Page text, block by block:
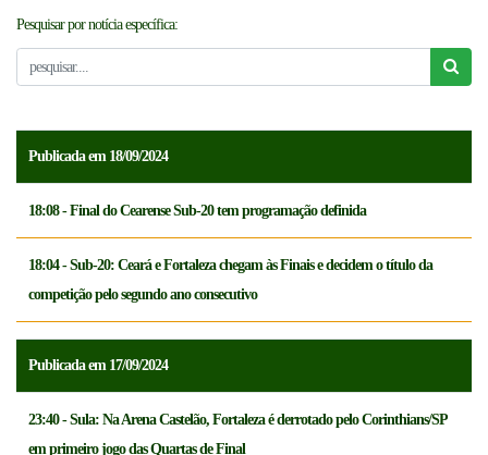
NOTICÍAS
CREDENCIAMENTO
Pesquisar por notícia específica:
Publicada em 18/09/2024
18:08 - Final do Cearense Sub-20 tem programação definida
18:04 - Sub-20: Ceará e Fortaleza chegam às Finais e decidem o título da
competição pelo segundo ano consecutivo
Publicada em 17/09/2024
23:40 - Sula: Na Arena Castelão, Fortaleza é derrotado pelo Corinthians/SP
em primeiro jogo das Quartas de Final